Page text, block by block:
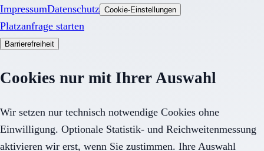
ImpressumDatenschutz Cookie-Einstellungen
Platzanfrage starten
Barrierefreiheit
Cookies nur mit Ihrer Auswahl
Wir setzen nur technisch notwendige Cookies ohne
Einwilligung. Optionale Statistik- und Reichweitenmessung
aktivieren wir erst, wenn Sie zustimmen. Ihre Auswahl